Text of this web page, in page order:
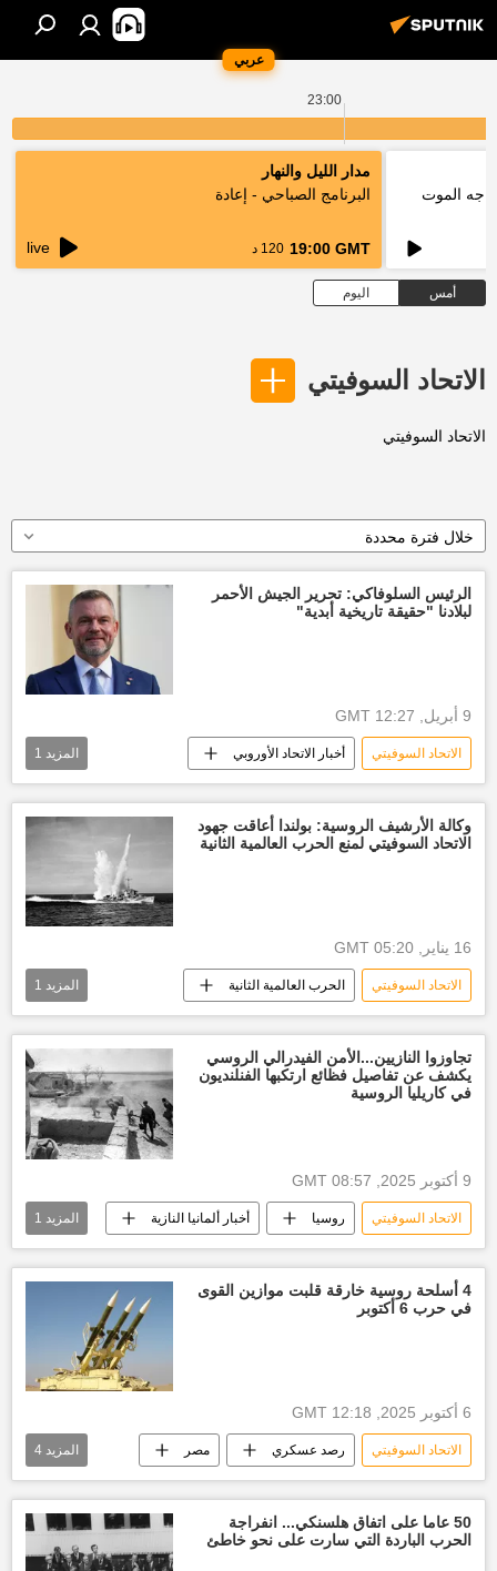
عربي
23:00
الموت
مدار الليل والنهار
البرنامج الصباحي - إعادة
19:00 GMT 120 د live
أمس اليوم
الاتحاد السوفيتي
الاتحاد السوفيتي
خلال فترة محددة
الرئيس السلوفاكي: تحرير الجيش الأحمر
لبلادنا "حقيقة تاريخية أبدية"
9 أبريل, 12:27 GMT
الاتحاد السوفيتي أخبار الاتحاد الأوروبي
روسيا أخبار روسيا اليوم
المزيد 1
وكالة الأرشيف الروسية: بولندا أعاقت جهود
الاتحاد السوفيتي لمنع الحرب العالمية الثانية
16 يناير, 05:20 GMT
الاتحاد السوفيتي الحرب العالمية الثانية
بولندا العالم
المزيد 1
تجاوزوا النازيين...الأمن الفيدرالي الروسي
يكشف عن تفاصيل فظائع ارتكبها الفنلنديون
في كاريليا الروسية
9 أكتوبر 2025, 08:57 GMT
الاتحاد السوفيتي روسيا أخبار ألمانيا النازية
فلندا
المزيد 1
4 أسلحة روسية خارقة قلبت موازين القوى
في حرب 6 أكتوبر
6 أكتوبر 2025, 12:18 GMT
الاتحاد السوفيتي رصد عسكري مصر
أخبار مصر الآن إسرائيل
الجيش المصري سلاح روسيا
المزيد 4
50 عاما على اتفاق هلسنكي... انفراجة
الحرب الباردة التي سارت على نحو خاطئ